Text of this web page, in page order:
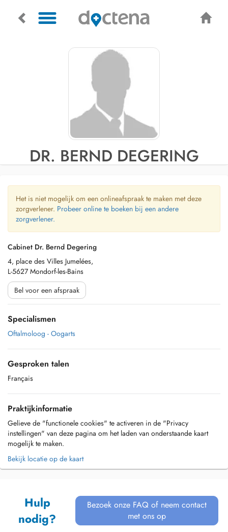
DR. BERND DEGERING
Het is niet mogelijk om een onlineafspraak te maken met deze
zorgverlener. Probeer online te boeken bij een andere
zorgverlener.
Cabinet Dr. Bernd Degering
4, place des Villes Jumelées,
L-5627 Mondorf-les-Bains
Bel voor een afspraak
Specialismen
Oftalmoloog - Oogarts
Gesproken talen
Français
Praktijkinformatie
Gelieve de "functionele cookies" te activeren in de "Privacy
instellingen" van deze pagina om het laden van onderstaande kaart
mogelijk te maken.
Bekijk locatie op de kaart
Hulp
nodig?
Bezoek onze FAQ of neem contact
met ons op